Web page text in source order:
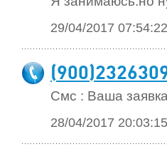
29/04/2017 07:54:22
Смс : Ваша
28/04/2017 20:03:15